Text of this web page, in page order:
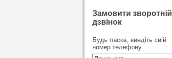
Замовити зворотній
дзвінок
Будь ласка, введіть свій
номер телефону